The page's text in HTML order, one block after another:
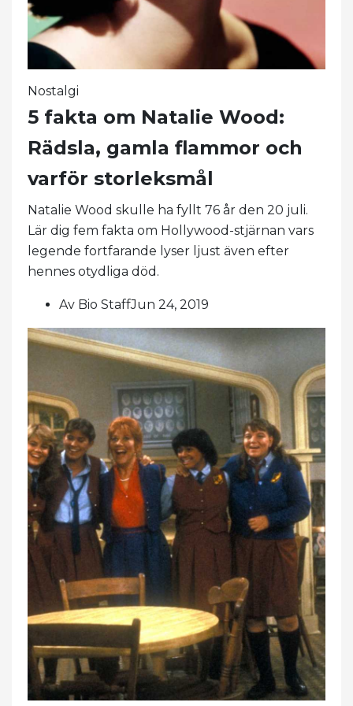
Nostalgi
5 fakta om Natalie Wood:
Rädsla, gamla flammor och
varför storleksmål
Natalie Wood skulle ha fyllt 76 år den 20 juli.
Lär dig fem fakta om Hollywood-stjärnan vars
legende fortfarande lyser ljust även efter
hennes otydliga död.
Av Bio StaffJun 24, 2019